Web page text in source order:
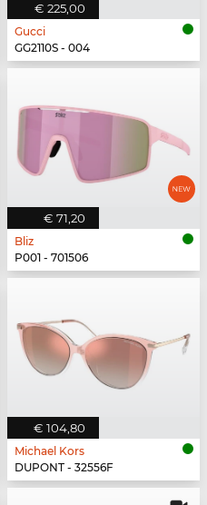
€ 225,00
Gucci
GG2110S - 004
€ 71,20
Bliz
P001 - 701506
€ 104,80
Michael Kors
DUPONT - 32556F